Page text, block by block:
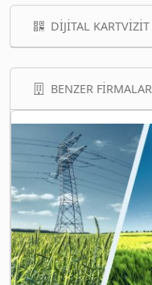
DIJITAL KARTVIZIT
BENZER FIRMALAR